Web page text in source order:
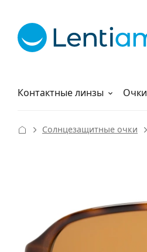
Контактные линзы
Растворы Очки
Как заказать
Солнцезащитные очки